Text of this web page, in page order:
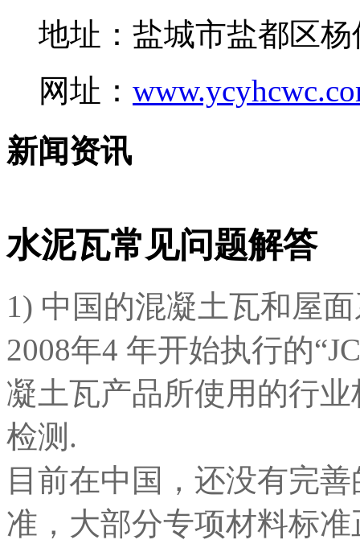
地址：盐城市盐都区
网址：
新闻资讯
水泥瓦常见问题解答
1) 中国的混凝土瓦和屋
2008年4 年开始执行的
凝土瓦产品所使用的行
检测.
目前在中国，还没有完
准，大部分专项材料标